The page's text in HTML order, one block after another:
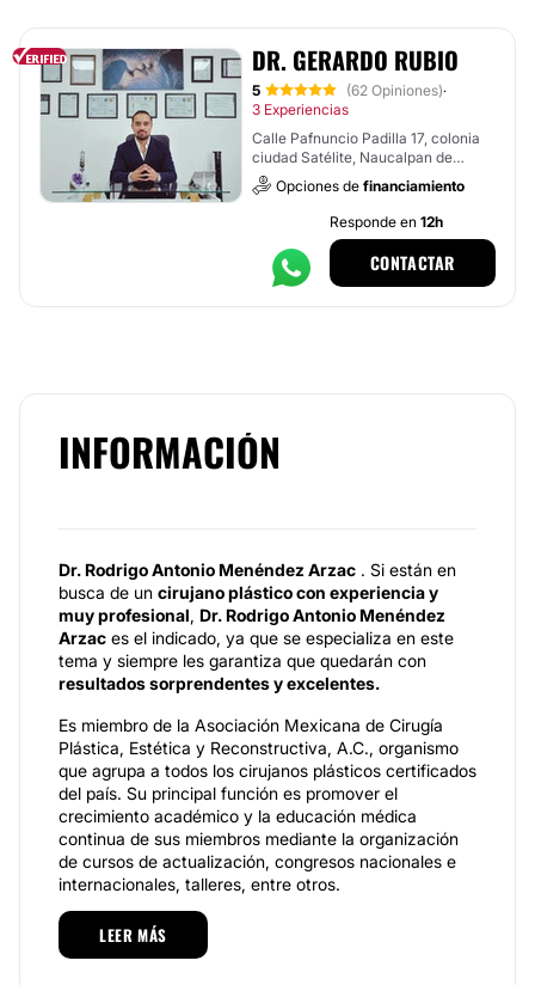
DR. GERARDO RUBIO
5 (62 Opiniones)·
3 Experiencias
Calle Pafnuncio Padilla 17, colonia
ciudad Satélite, Naucalpan de
Juárez
Opciones de financiamiento
Responde en 12h
CONTACTAR
INFORMACIÓN
Dr. Rodrigo Antonio Menéndez Arzac . Si están en
busca de un cirujano plástico con experiencia y
muy profesional, Dr. Rodrigo Antonio Menéndez
Arzac es el indicado, ya que se especializa en este
tema y siempre les garantiza que quedarán con
resultados sorprendentes y excelentes.
Es miembro de la Asociación Mexicana de Cirugía
Plástica, Estética y Reconstructiva, A.C., organismo
que agrupa a todos los cirujanos plásticos certificados
del país. Su principal función es promover el
crecimiento académico y la educación médica
continua de sus miembros mediante la organización
de cursos de actualización, congresos nacionales e
internacionales, talleres, entre otros.
Es miembro activo del Consejo Mexicano de Cirugía
Plástica, Estética y Reconstructiva A.C. un
LEER MÁS